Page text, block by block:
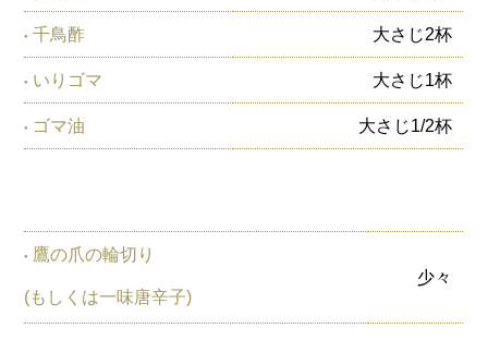
千鳥酢 大さじ2杯
いりゴマ 大さじ1杯
ゴマ油 大さじ1/2杯
鷹の爪の輪切り
(もしくは一味唐辛子)
少々